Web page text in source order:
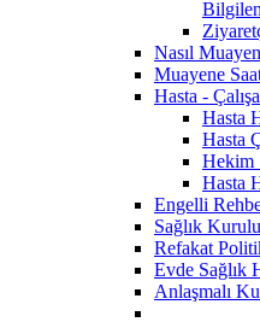
Nasıl
Muayene
Hasta -
Hasta
Hasta
Hekim
Hasta
Engelli
Sağlık
Refakat
Evde Sağlık
Anlaşmalı